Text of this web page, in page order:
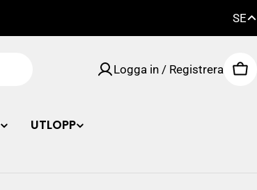
SE
EN
Logga in / Registrera
UTLOPP